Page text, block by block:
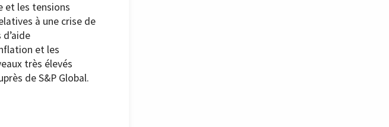
et les tensions
à une crise de
et les
très élevés
de S&P Global.